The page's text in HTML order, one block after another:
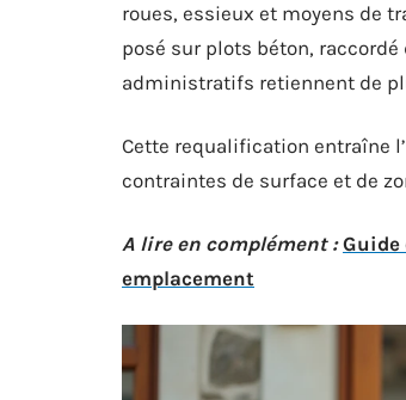
roues, essieux et moyens de
posé sur plots béton,
administratifs retiennent de
Cette requalification entraîne
contraintes de surface et de
A lire en complément :
emplacement